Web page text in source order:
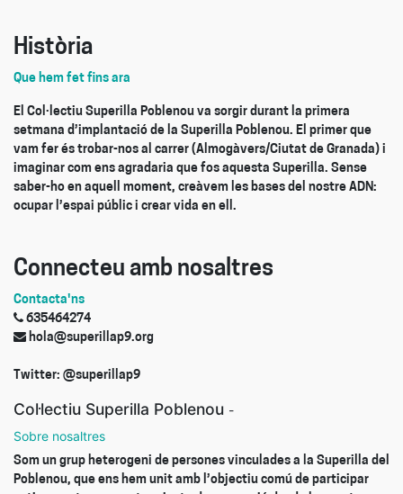
Història
Que hem fet fins ara
El Col·lectiu Superilla Poblenou va sorgir durant la primera
setmana d’implantació de la Superilla Poblenou. El primer que
vam fer és trobar-nos al carrer (Almogàvers/Ciutat de Granada) i
imaginar com ens agradaria que fos aquesta Superilla. Sense
saber-ho en aquell moment, creàvem les bases del nostre ADN:
ocupar l’espai públic i crear vida en ell.
Connecteu amb nosaltres
Contacta'ns
635464274
hola@superillap9.org
Twitter: @superillap9
Col·lectiu Superilla Poblenou -
Sobre nosaltres
Som un grup heterogeni de persones vinculades a la Superilla del
Poblenou, que ens hem unit amb l’objectiu comú de participar